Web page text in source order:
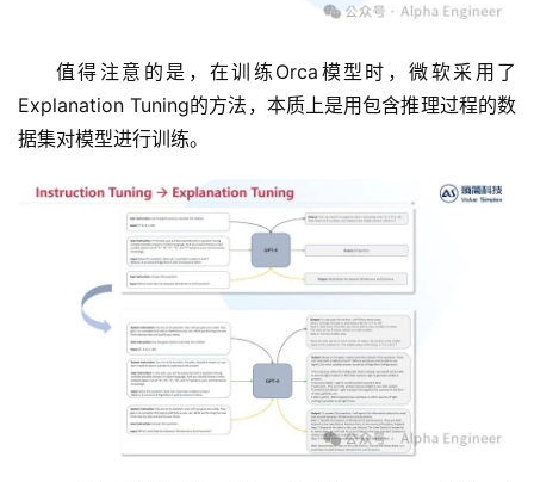
值得注意的是，在训练Orca模型时，微软采用了
Explanation Tuning的方法，本质上是用包含推理过程的数
据集对模型进行训练。